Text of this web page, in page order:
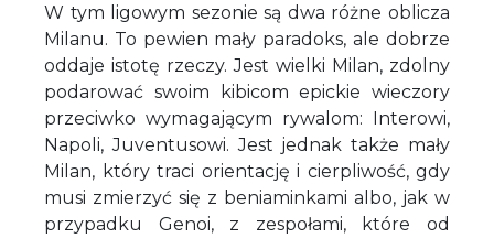
W tym ligowym sezonie są dwa różne oblicza
Milanu. To pewien mały paradoks, ale dobrze
oddaje istotę rzeczy. Jest wielki Milan, zdolny
podarować swoim kibicom epickie wieczory
przeciwko wymagającym rywalom: Interowi,
Napoli, Juventusowi. Jest jednak także mały
Milan, który traci orientację i cierpliwość, gdy
musi zmierzyć się z beniaminkami albo, jak w
przypadku Genoi, z zespołami, które od